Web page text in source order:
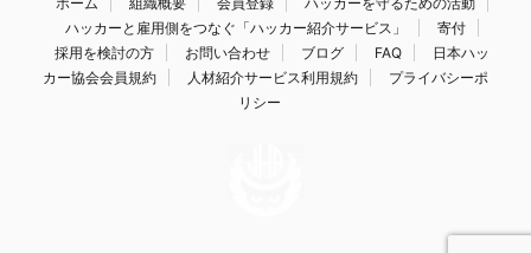
ハッカーと雇用側をつなぐ「ハッカー紹介サービス」
寄付
採用を検討の方
お問い合わせ ブログ FAQ
日本ハッ
カー協会会員規約
人材紹介サービス利用規約
プライバシーポ
リシー